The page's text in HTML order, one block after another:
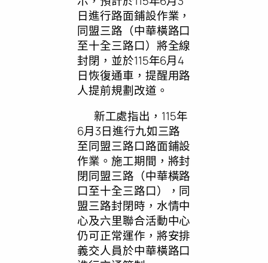
日進行路面鋪設作業，
同盟三路（中華橫路口
至十全三路口）將全線
封閉，並於115年6月4
日恢復通車，提醒用路
人提前規劃改道。
新工處指出，115年
6月3日進行九如三路
至同盟三路口路面鋪設
作業。施工期間，將封
閉同盟三路（中華橫路
口至十全三路口），同
盟三路封閉時，水情中
心及六里聯合活動中心
仍可正常運作，將安排
義交人員於中華橫路口